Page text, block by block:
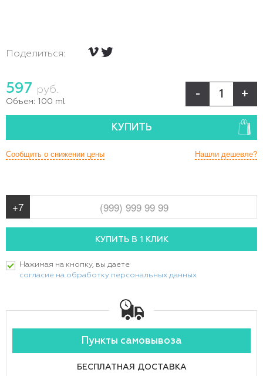
Поделиться:
597 руб.
Объем: 100 ml
- +
КУПИТЬ
Нашли дешевле?
Сообщить о снижении цены
Нажимая на кнопку, вы даете
согласие на обработку персональных данных
Пункты самовывоза
БЕСПЛАТНАЯ ДОСТАВКА